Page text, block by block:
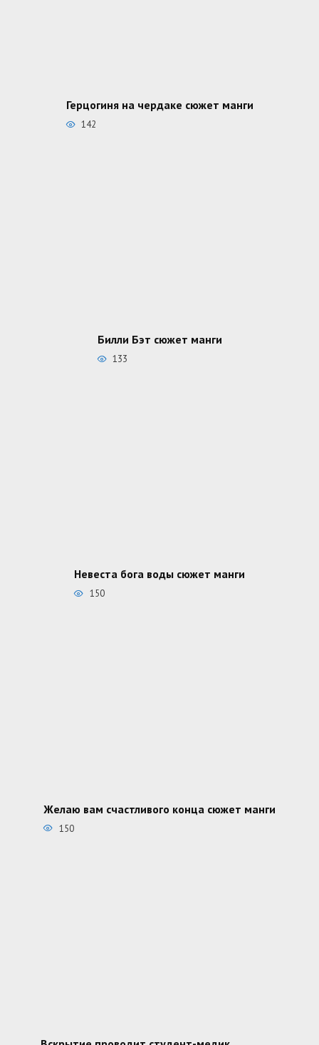
Герцогиня на чердаке сюжет манги
142
Билли Бэт сюжет манги
133
Невеста бога воды сюжет манги
150
Желаю вам счастливого конца сюжет манги
150